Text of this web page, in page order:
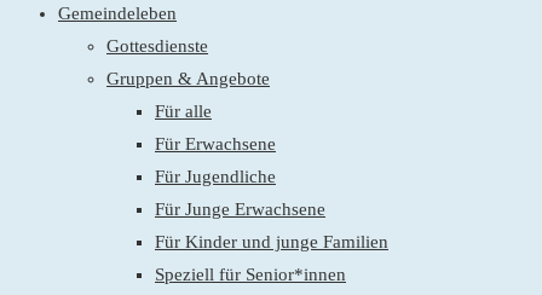
Gemeindeleben
Gottesdienste
Gruppen & Angebote
Für alle
Für Erwachsene
Für Jugendliche
Für Junge Erwachsene
Für Kinder und junge Familien
Speziell für Senior*innen